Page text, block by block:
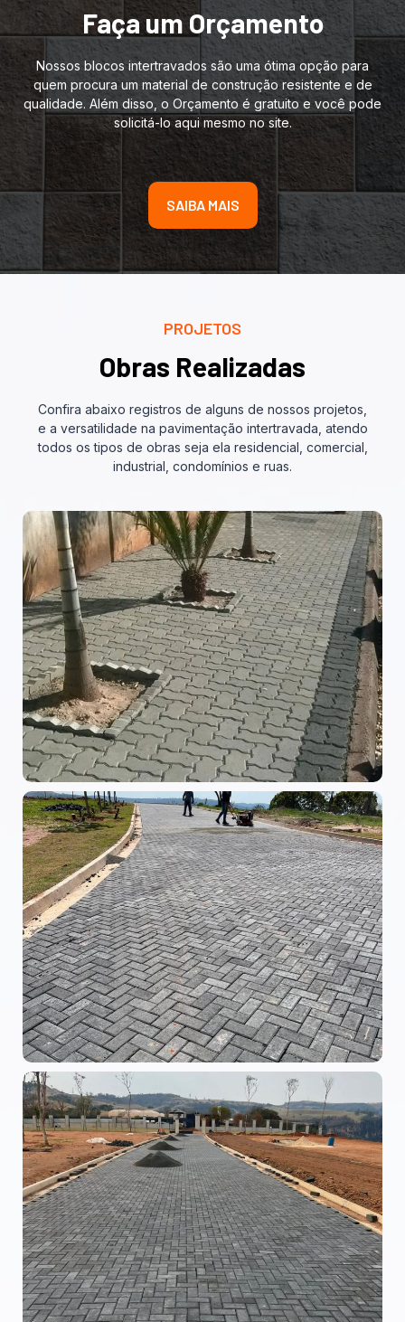
Faça um Orçamento
Nossos blocos intertravados são uma ótima opção para
quem procura um material de construção resistente e de
qualidade. Além disso, o Orçamento é gratuito e você pode
solicitá-lo aqui mesmo no site.
SAIBA MAIS
PROJETOS
Obras Realizadas
Confira abaixo registros de alguns de nossos projetos,
e a versatilidade na pavimentação intertravada, atendo
todos os tipos de obras seja ela residencial, comercial,
industrial, condomínios e ruas.